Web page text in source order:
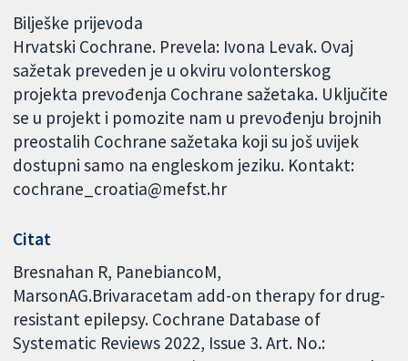
Bilješke prijevoda
Hrvatski Cochrane. Prevela: Ivona Levak. Ovaj
sažetak preveden je u okviru volonterskog
projekta prevođenja Cochrane sažetaka. Uključite
se u projekt i pomozite nam u prevođenju brojnih
preostalih Cochrane sažetaka koji su još uvijek
dostupni samo na engleskom jeziku. Kontakt:
cochrane_croatia@mefst.hr
Citat
Bresnahan R, PanebiancoM,
MarsonAG.Brivaracetam add-on therapy for drug-
resistant epilepsy. Cochrane Database of
Systematic Reviews 2022, Issue 3. Art. No.: